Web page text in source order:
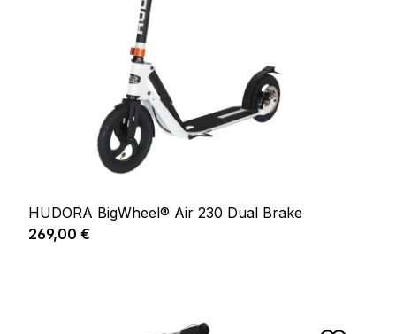
HUDORA BigWheel® Air 230 Dual Brake
Regulärer Preis:
269,00 €